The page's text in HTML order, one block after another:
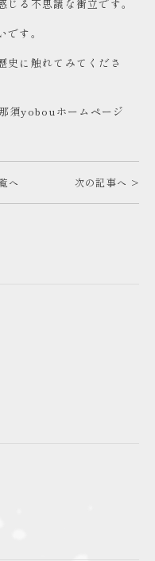
る不思議な衝立です。
す。
史に触れてみてくださ
那須yobouホームページ
へ 次の記事へ >